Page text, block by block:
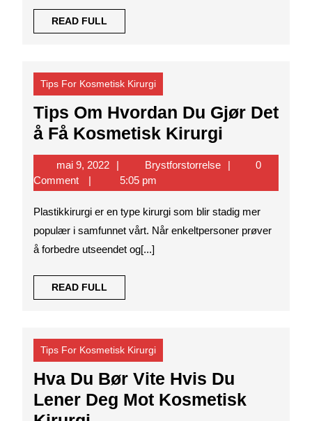
Kirurgi
READ FULL
FULL
Tips For Kosmetisk Kirurgi
Tips Om Hvordan Du Gjør Det
å Få Kosmetisk Kirurgi
Om
Hvordan
Du
Gjør
Det
mai 9, 2022mai
2022
BrystforstorrelseBrystforstorrelse
0
Comment
5:05 pm
Plastikkirurgi er en type kirurgi som blir stadig mer
populær i samfunnet vårt. Når enkeltpersoner prøver
å forbedre utseendet og[...]
READ FULL
FULL
Tips For Kosmetisk Kirurgi
Hva Du Bør Vite Hvis Du
Lener Deg Mot Kosmetisk